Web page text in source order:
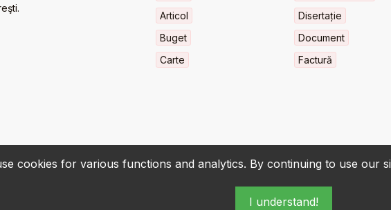
cookies for various functions and analytics. By continuing to use our
I understand!
Articol
Buget
Carte
Disertație
Document
Factură